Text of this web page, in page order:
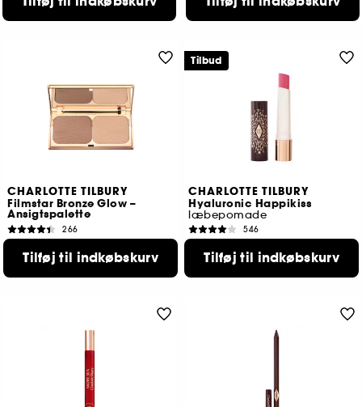
4 størrelser tilgængelige
CHARLOTTE TILBURY
Filmstar Bronze Glow –
Ansigtspalette
266
Tilføj til indkøbskurv
CHARLOTTE TILBURY
Hyaluronic Happikiss
læbepomade
546
Laveste pris269,00 KR
Tilføj til indkøbskurv
Tilbud